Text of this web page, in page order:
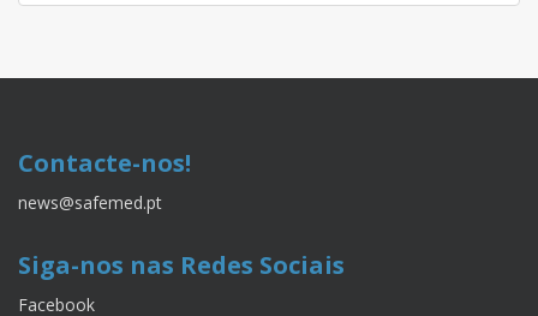
Contacte-nos!
news@safemed.pt
Siga-nos nas Redes Sociais
Facebook